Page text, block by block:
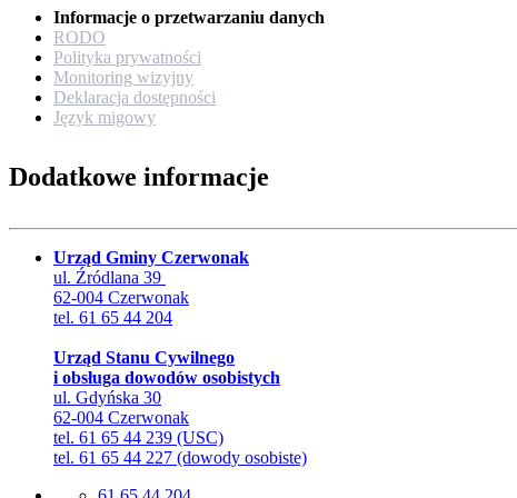
Informacje o przetwarzaniu danych
RODO
Polityka prywatności
Monitoring wizyjny
Deklaracja dostępności
Język migowy
Dodatkowe informacje
Urząd Gminy Czerwonak
ul. Źródlana 39
62-004 Czerwonak
tel. 61 65 44 204
Urząd Stanu Cywilnego
i obsługa dowodów osobistych
ul. Gdyńska 30
62-004 Czerwonak
tel. 61 65 44 239 (USC)
tel. 61 65 44 227 (dowody osobiste)